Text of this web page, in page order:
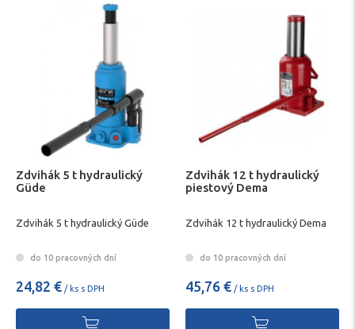
Zdvihák 5 t hydraulický
Güde
Zdvihák 5 t hydraulický Güde
do 10 pracovných dní
24,82 € / ks s DPH
Zdvihák 12 t hydraulický
piestový Dema
Zdvihák 12 t hydraulický Dema
do 10 pracovných dní
45,76 € / ks s DPH